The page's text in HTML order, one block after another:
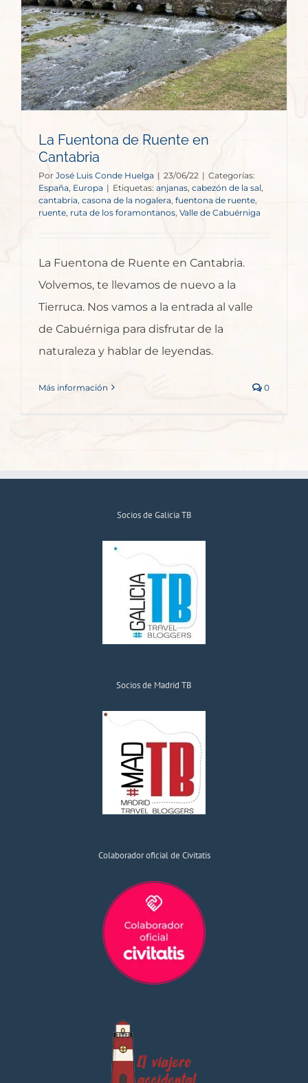
La Fuentona de Ruente en
Cantabria
Por José Luis Conde Huelga | 23/06/22 | Categorías:
España Europa | Etiquetas: anjanas, cabezón de la sal
cantabria, casona de la nogalera fuentona de ruente,
ruente, ruta de los foramontanos, Valle de Cabuérniga
La Fuentona de Ruente en Cantabria.
Volvemos, te llevamos de nuevo a la
Tierruca. Nos vamos a la entrada al valle
de Cabuérniga para disfrutar de la
naturaleza y hablar de leyendas.
Más información 0
Socios de Galicia TB
Socios de Madrid TB
Colaborador oficial de Civitatis